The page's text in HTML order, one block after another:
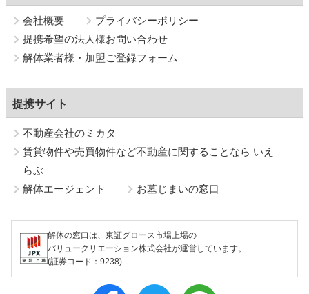
会社概要
プライバシーポリシー
提携希望の法人様お問い合わせ
解体業者様・加盟ご登録フォーム
提携サイト
不動産会社のミカタ
賃貸物件や売買物件など不動産に関することなら いえ
らぶ
解体エージェント
お墓じまいの窓口
解体の窓口は、東証グロース市場上場の
バリュークリエーション株式会社が運営しています。
(証券コード：9238)